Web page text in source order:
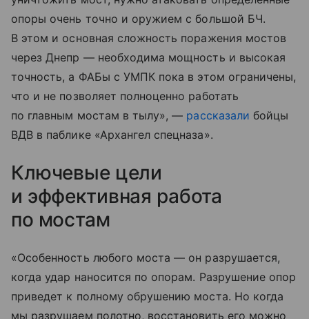
опоры очень точно и оружием с большой БЧ.
В этом и основная сложность поражения мостов
через Днепр — необходима мощность и высокая
точность, а ФАБы с УМПК пока в этом ограничены,
что и не позволяет полноценно работать
по главным мостам в тылу», — рассказали бойцы
ВДВ в паблике «Архангел спецназа».
Ключевые цели
и эффективная работа
по мостам
«Особенность любого моста — он разрушается,
когда удар наносится по опорам. Разрушение опор
приведет к полному обрушению моста. Но когда
мы разрушаем полотно, восстановить его можно